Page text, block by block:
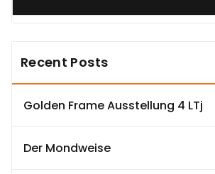
Recent Posts
Golden Frame Ausstellung 4 LTj
Der Mondweise